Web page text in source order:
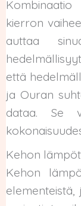
kierron
auttaa
että
ja Ouran
dataa. Se
Kehon
Kehon